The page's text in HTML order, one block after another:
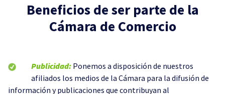
Beneficios de ser parte de la
Cámara de Comercio
Publicidad: Ponemos a disposición de nuestros
afiliados los medios de la Cámara para la difusión de
información y publicaciones que contribuyan al